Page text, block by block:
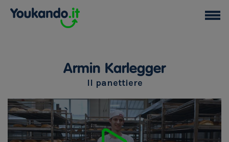
Armin Karlegger
Il panettiere